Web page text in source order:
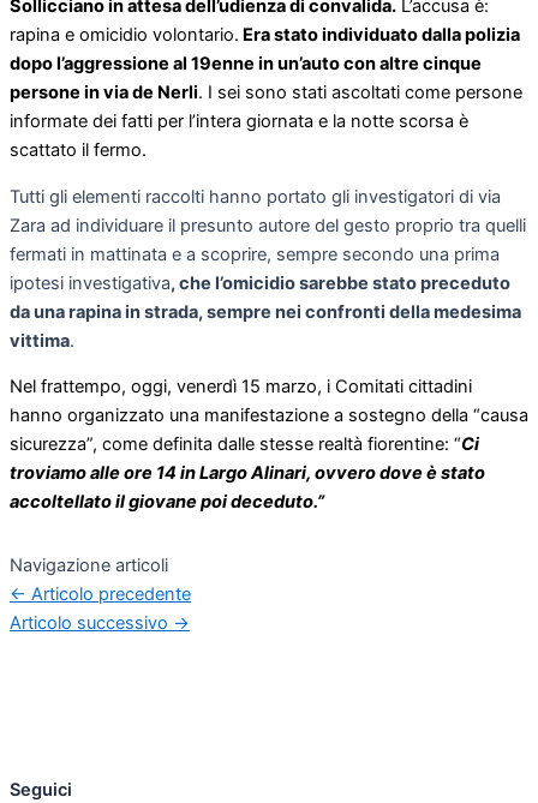
Sollicciano in attesa dell’udienza di convalida. L’accusa è:
rapina e omicidio volontario. Era stato individuato dalla polizia
dopo l’aggressione al 19enne in un’auto con altre cinque
persone in via de Nerli. I sei sono stati ascoltati come persone
informate dei fatti per l’intera giornata e la notte scorsa è
scattato il fermo.
Tutti gli elementi raccolti hanno portato gli investigatori di via
Zara ad individuare il presunto autore del gesto proprio tra quelli
fermati in mattinata e a scoprire, sempre secondo una prima
ipotesi investigativa, che l’omicidio sarebbe stato preceduto
da una rapina in strada, sempre nei confronti della medesima
vittima.
Nel frattempo, oggi, venerdì 15 marzo, i Comitati cittadini
hanno organizzato una manifestazione a sostegno della “causa
sicurezza”, come definita dalle stesse realtà fiorentine: “Ci
troviamo alle ore 14 in Largo Alinari, ovvero dove è stato
accoltellato il giovane poi deceduto.”
Navigazione articoli
← Articolo precedente
Articolo successivo →
Seguici